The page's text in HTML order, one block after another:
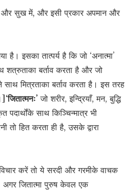
और सुख में, और इसी प्रकार अपमान और
है। इसका तात्पर्य है कि जो ‘अनात्मा’
शत्रुताका बर्ताव करता है और जो
साथ मित्रताका बर्ताव करता है। इस तरह
‘जितात्मनः’ जो शरीर, इन्द्रियाँ, मन, बुद्धि
साथ किञ्चिन्मात्र भी
तो हित करता ही है, उसके द्वारा
विचार करें तो ये सरदी और गरमीके वाचक
अगर जितात्मा पुरुष केवल एक